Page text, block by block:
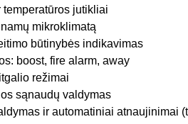
temperatūros jutikliai
mikroklimatą
būtinybės indikavimas
boost, fire alarm, away
režimai
sąnaudų valdymas
ir automatiniai atnaujinimai